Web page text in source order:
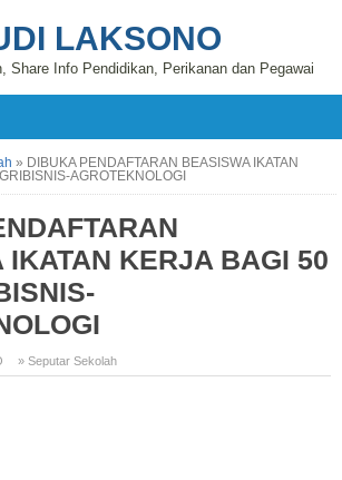
LAKSONO
Share Info Pendidikan, Perikanan dan Pegawai
» DIBUKA PENDAFTARAN BEASISWA IKATAN
AGROTEKNOLOGI
IKATAN KERJA BAGI 50
» Seputar Sekolah